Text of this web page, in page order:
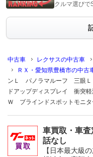
クルマ選び
中古車 レクサスの中古車
ＲＸ・愛知県豊橋市の中古
ンＬ パノラマルーフ 三眼
ドアップディスプレイ 衝突
Ｗ ブラインドスポットモニ
車買取・車
話なし
【日本最大級